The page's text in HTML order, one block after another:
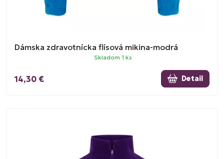
Dámska zdravotnícka flísová mikina-modrá
Skladom 1 ks
14,30 € Detail